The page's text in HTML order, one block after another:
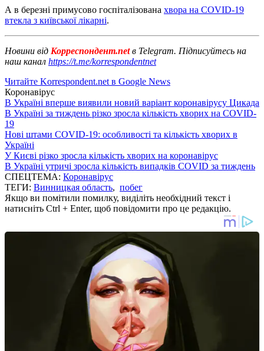
А в березні примусово госпіталізована хвора на COVID-19
втекла з київської лікарні.
Новини від Корреспондент.netв Telegram. Підписуйтесь на
наш канал https://t.me/korrespondentnet
Читайте Korrespondent.net в Google News
Коронавірус
В Україні вперше виявили новий варіант коронавірусу Цикада
В Україні за тиждень різко зросла кількість хворих на COVID-
19
Нові штами COVID-19: особливості та кількість хворих в
Україні
У Києві різко зросла кількість хворих на коронавірус
В Україні утричі зросла кількість випадків COVID за тиждень
СПЕЦТЕМА: Коронавірус
ТЕГИ: Винницкая область, побег
Якщо ви помітили помилку, виділіть необхідний текст і
натисніть Ctrl + Enter, щоб повідомити про це редакцію.